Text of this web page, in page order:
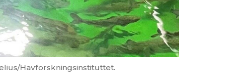
Havforskningsinstituttet.